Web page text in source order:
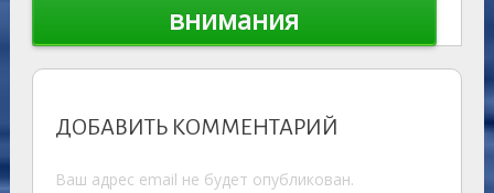
внимания
ДОБАВИТЬ КОММЕНТАРИЙ
Ваш адрес email не будет опубликован.